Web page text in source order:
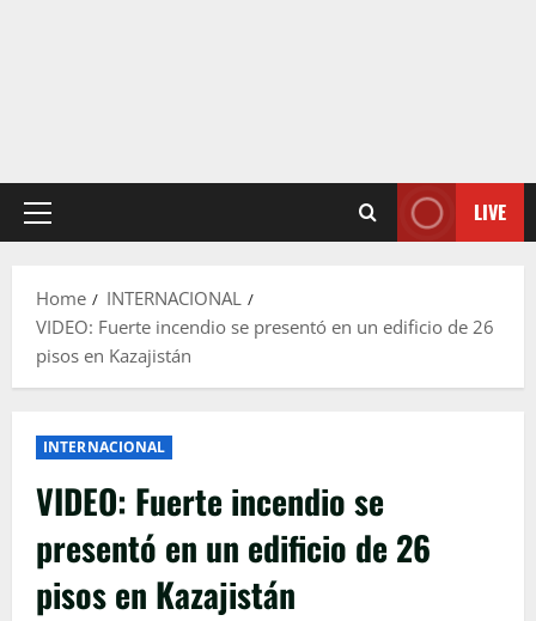
Primary
LIVE
Home
INTERNACIONAL
VIDEO: Fuerte incendio se presentó en un edificio de 26
pisos en Kazajistán
INTERNACIONAL
VIDEO: Fuerte incendio se
presentó en un edificio de 26
pisos en Kazajistán